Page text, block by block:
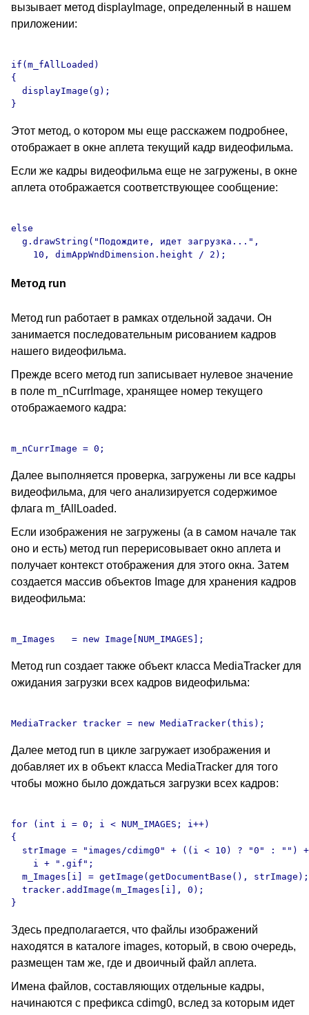
вызывает метод displayImage, определенный в нашем
приложении:
if(m_fAllLoaded)
{
  displayImage(g);
Этот метод, о котором мы еще расскажем подробнее,
отображает в окне аплета текущий кадр видеофильма.
Если же кадры видеофильма еще не загружены, в окне
аплета отображается соответствующее сообщение:
else
  g.drawString("Подождите, идет загрузка...",
Метод run
Метод run работает в рамках отдельной задачи. Он
занимается последовательным рисованием кадров
нашего видеофильма.
Прежде всего метод run записывает нулевое значение
в поле m_nCurrImage, хранящее номер текущего
отображаемого кадра:
Далее выполняется проверка, загружены ли все кадры
видеофильма, для чего анализируется содержимое
флага m_fAllLoaded.
Если изображения не загружены (а в самом начале так
оно и есть) метод run перерисовывает окно аплета и
получает контекст отображения для этого окна. Затем
создается массив объектов Image для хранения кадров
видеофильма:
Метод run создает также объект класса MediaTracker для
ожидания загрузки всех кадров видеофильма:
Далее метод run в цикле загружает изображения и
добавляет их в объект класса MediaTracker для того
чтобы можно было дождаться загрузки всех кадров:
for (int i = 0; i < NUM_IMAGES; i++)
{
  strImage = "images/cdimg0" + ((i < 10) ? "0" : "") +
    i + ".gif";
  m_Images[i] = getImage(getDocumentBase(), strImage);
  tracker.addImage(m_Images[i], 0);
Здесь предполагается, что файлы изображений
находятся в каталоге images, который, в свою очередь,
размещен там же, где и двоичный файл аплета.
Имена файлов, составляющих отдельные кадры,
начинаются с префикса cdimg0, вслед за которым идет